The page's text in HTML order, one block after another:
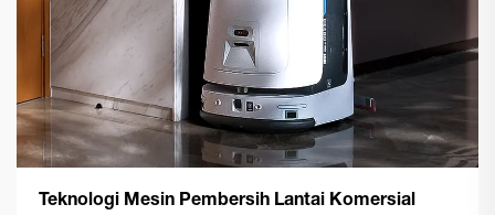
Teknologi Mesin Pembersih Lantai Komersial